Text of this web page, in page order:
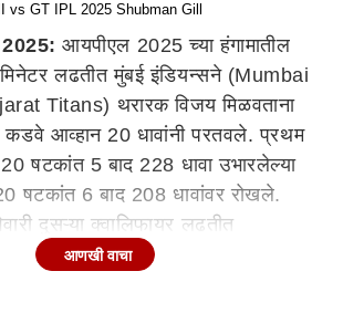
vs GT IPL 2025 Shubman Gill
आयपीएल 2025 च्या हंगामातील
लढतीत मुंबई इंडियन्सने (Mumbai
Titans) थरारक विजय मिळवताना
कडवे आव्हान 20 धावांनी परतवले. प्रथम
षटकांत 5 बाद 228 धावा उभारलेल्या
षटकांत 6 बाद 208 धावांवर रोखले.
दुसऱ्या क्वालिफायर लढतीत
आणखी वाचा